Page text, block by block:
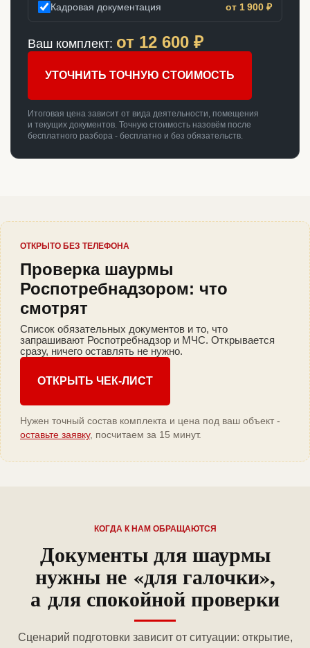
Кадровая документация от 1 900 ₽
Ваш комплект: от 12 600 ₽
УТОЧНИТЬ ТОЧНУЮ СТОИМОСТЬ
Итоговая цена зависит от вида деятельности, помещения
и текущих документов. Точную стоимость назовём после
бесплатного разбора - бесплатно и без обязательств.
ОТКРЫТО БЕЗ ТЕЛЕФОНА
Проверка шаурмы
Роспотребнадзором: что
смотрят
Список обязательных документов и то, что
запрашивают Роспотребнадзор и МЧС. Открывается
сразу, ничего оставлять не нужно.
ОТКРЫТЬ ЧЕК-ЛИСТ
Нужен точный состав комплекта и цена под ваш объект -
оставьте заявку, посчитаем за 15 минут.
КОГДА К НАМ ОБРАЩАЮТСЯ
Документы для шаурмы
нужны не «для галочки»,
а для спокойной проверки
Сценарий подготовки зависит от ситуации: открытие,